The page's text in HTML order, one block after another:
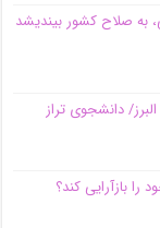
به صلاح کشور بیندیشد
دانشجوی تراز
بازآرایی کند؟